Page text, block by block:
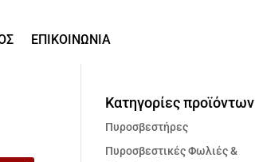
ΕΠΙΚΟΙΝΩΝΙΑ
Κατηγορίες προϊόντων
Πυροσβεστήρες
Πυροσβεστικές Φωλιές &